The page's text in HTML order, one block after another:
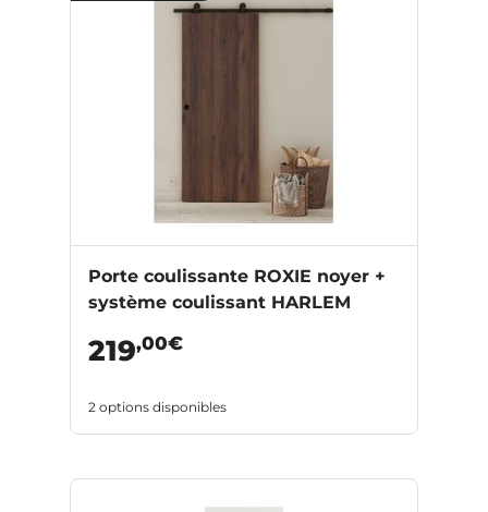
Porte coulissante ROXIE noyer +
système coulissant HARLEM
219,00€
2 options disponibles